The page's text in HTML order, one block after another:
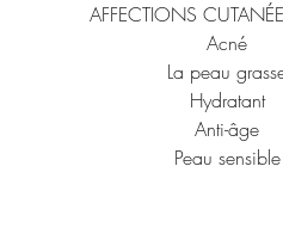
AFFECTIONS
Acné
La peau
Hydratant
Anti-âge
Peau sensible